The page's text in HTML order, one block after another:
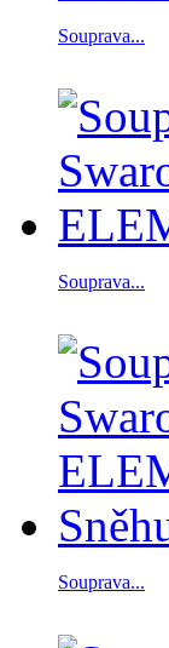
Souprava...
Souprava...
Souprava...